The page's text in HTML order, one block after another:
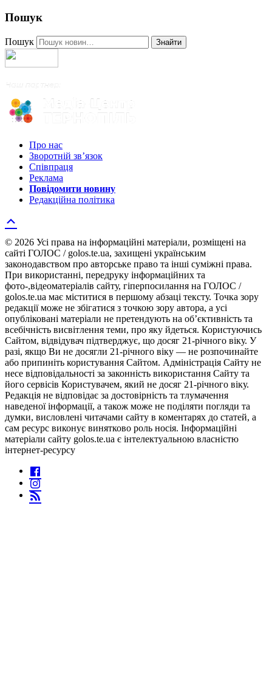
Пошук
Пошук Знайти
Про нас
Зворотній зв’язок
Співпраця
Реклама
Повідомити новину
Редакційна політика
© 2026 Усі права на інформаційні матеріали, розміщені на
сайті ГОЛОС / golos.te.ua, захищені українським
законодавством про авторське право та інші суміжні права.
При використанні, передруку інформаційних та
фото-,відеоматеріалів сайту, гіперпосилання на ГОЛОС /
golos.te.ua має міститися в першому абзаці тексту. Точка зору
редакції може не збігатися з точкою зору автора, а усі
опубліковані матеріали не претендують на об’єктивність та
всебічність висвітлення теми, про яку йдеться. Користуючись
Сайтом, відвідувач підтверджує, що досяг 21-річного віку. У
разі, якщо Ви не досягли 21-річного віку — не розпочинайте
або припиніть користування Сайтом. Адміністрація Сайту не
несе відповідальності за законність використання Сайту та
його сервісів Користувачем, який не досяг 21-річного віку.
Редакція не відповідає за достовірність та тлумачення
наведеної інформації, а також може не поділяти погляди та
думки, висловлені читачами сайту в коментарях до статей, а
сам ресурс виконує винятково роль носія. Інформаційні
матеріали сайту golos.te.ua є інтелектуальною власністю
інтернет-ресурсу